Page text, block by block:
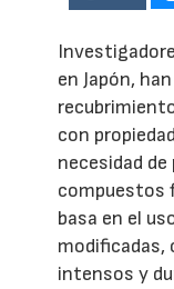
en Japón,
con
necesidad
compuestos
basa en el
modificadas,
intensos y